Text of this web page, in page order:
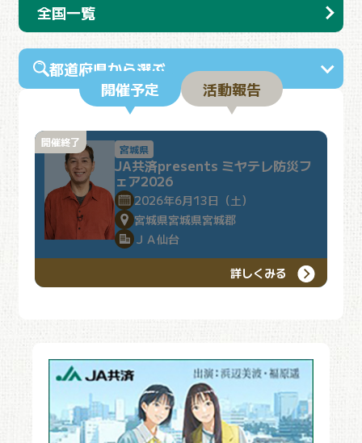
全国一覧
都道府県から選ぶ
開催予定
活動報告
開催終了
宮城県
JA共済presents ミヤテレ防災フ
ェア2026
2026年6月13日（土）
宮城県宮城県宮城郡
ＪＡ仙台
詳しくみる